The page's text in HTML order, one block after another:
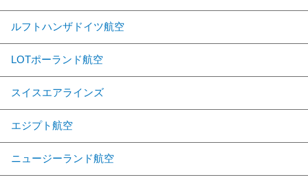
ルフトハンザドイツ航空
LOTポーランド航空
スイスエアラインズ
エジプト航空
ニュージーランド航空